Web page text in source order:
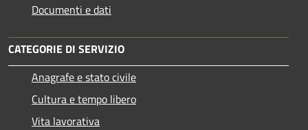
Documenti e dati
CATEGORIE DI SERVIZIO
Anagrafe e stato civile
Cultura e tempo libero
Vita lavorativa